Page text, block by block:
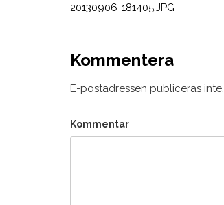
20130906-181405.JPG
Kommentera
E-postadressen publiceras inte.
Kommentar